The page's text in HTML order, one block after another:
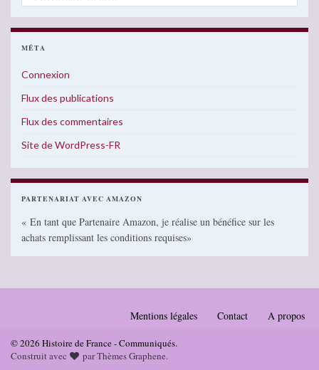
MÉTA
Connexion
Flux des publications
Flux des commentaires
Site de WordPress-FR
PARTENARIAT AVEC AMAZON
« En tant que Partenaire Amazon, je réalise un bénéfice sur les
achats remplissant les conditions requises»
Mentions légales Contact A propos
© 2026 Histoire de France - Communiqués.
Construit avec
parThèmes Graphene.